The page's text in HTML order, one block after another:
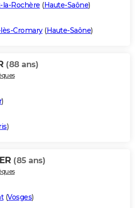
la-Rochère (Haute-Saône)
Cromary(Haute-Saône)
(88 ans)
)
)
(85 ans)
(Vosges)